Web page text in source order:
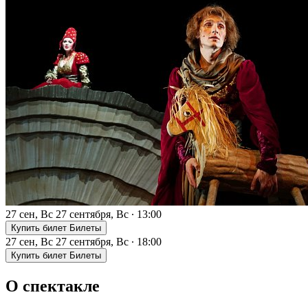
27 сен, Вс 27 сентября, Вс ∙ 13:00
Купить билет Билеты
27 сен, Вс 27 сентября, Вс ∙ 18:00
Купить билет Билеты
О спектакле